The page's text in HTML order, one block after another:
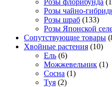
Розы чайно-
Розы шраб (133)
Розы Японской
Сопутствующие товары
Хвойные растения (10)
Ель (6)
Можжевельник (1)
Сосна (1)
Туя (2)